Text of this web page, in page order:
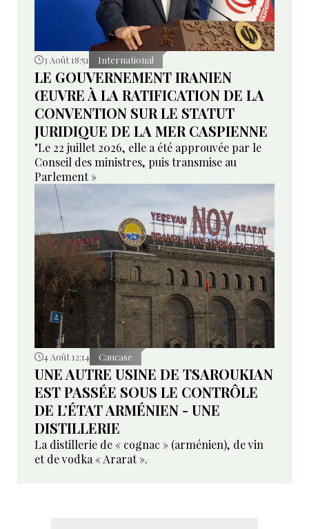
3 Août 18:51 International
LE GOUVERNEMENT IRANIEN
ŒUVRE À LA RATIFICATION DE LA
CONVENTION SUR LE STATUT
JURIDIQUE DE LA MER CASPIENNE
"Le 22 juillet 2026, elle a été approuvée par le
Conseil des ministres, puis transmise au
Parlement »
4 Août 12:14 Caucase
UNE AUTRE USINE DE TSAROUKIAN
EST PASSÉE SOUS LE CONTRÔLE
DE L’ÉTAT ARMÉNIEN - UNE
DISTILLERIE
La distillerie de « cognac » (arménien), de vin
et de vodka « Ararat ».